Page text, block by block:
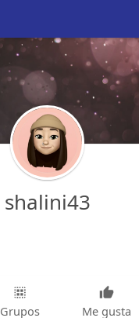
shalini43
Grupos Me gusta